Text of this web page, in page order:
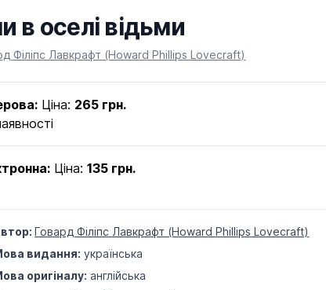
в оселі відьми
information
Філіпс Лавкрафт (Howard Phillips Lovecraft)
Ціна: 265 грн.
Ціна:135 грн.
Говард Філіпс Лавкрафт (Howard Phillips Lovecraft)
видання: українська
оригіналу: англійська